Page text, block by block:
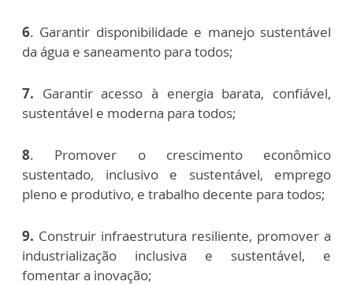
6. Garantir disponibilidade e manejo sustentável
da água e saneamento para todos;
7. Garantir acesso à energia barata, confiável,
sustentável e moderna para todos;
8. Promover o crescimento econômico
sustentado, inclusivo e sustentável, emprego
pleno e produtivo, e trabalho decente para todos;
9. Construir infraestrutura resiliente, promover a
industrialização inclusiva e sustentável, e
fomentar a inovação;